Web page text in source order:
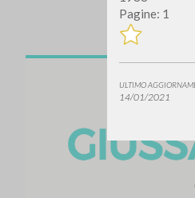
Pagine: 1
ULTIMO
14/01/2021